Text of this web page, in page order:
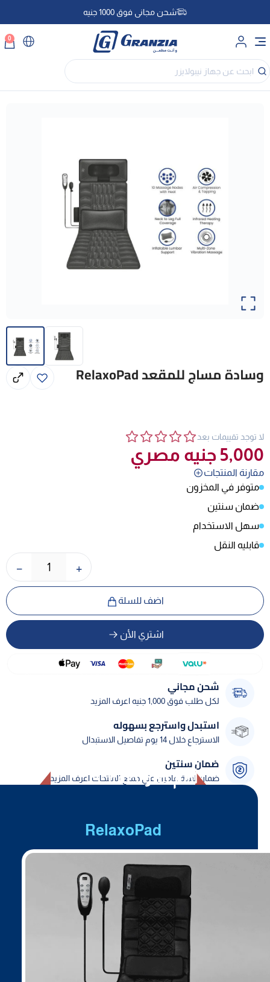
شحن مجاني فوق 1000 جنيه
0
وسادة مساج للمقعد RelaxoPad
لا توجد تقييمات بعد
5,000 جنيه مصري
مقارنة المنتجات
متوفر في المخزون
ضمان سنتين
سهل الاستخدام
قابليه النقل
− 1 +
اضف للسلة
اشتري الأن
شحن مجاني
لكل طلب فوق 1,000 جنيه اعرف المزيد
استبدل واسترجع بسهوله
الاسترجاع خلال 14 يوم تفاصيل الاستبدال
ضمان سنتين
ضمان لمدة عامين علي جميع المنتجات اعرف المزيد
أهم المواصفات
RelaxoPad